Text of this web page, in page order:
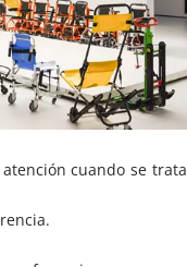
cuando se trata